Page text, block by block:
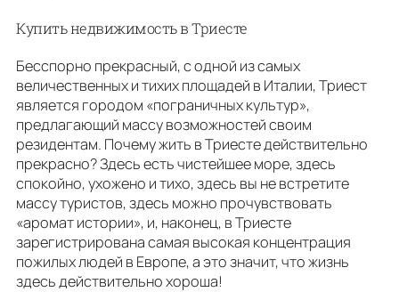
Купить недвижимость в Триесте
Бесспорно прекрасный, с одной из самых
величественных и тихих площадей в Италии, Триест
является городом «пограничных культур»,
предлагающий массу возможностей своим
резидентам. Почему жить в Триесте действительно
прекрасно? Здесь есть чистейшее море, здесь
спокойно, ухожено и тихо, здесь вы не встретите
массу туристов, здесь можно прочувствовать
«аромат истории», и, наконец, в Триесте
зарегистрирована самая высокая концентрация
пожилых людей в Европе, а это значит, что жизнь
здесь действительно хороша!